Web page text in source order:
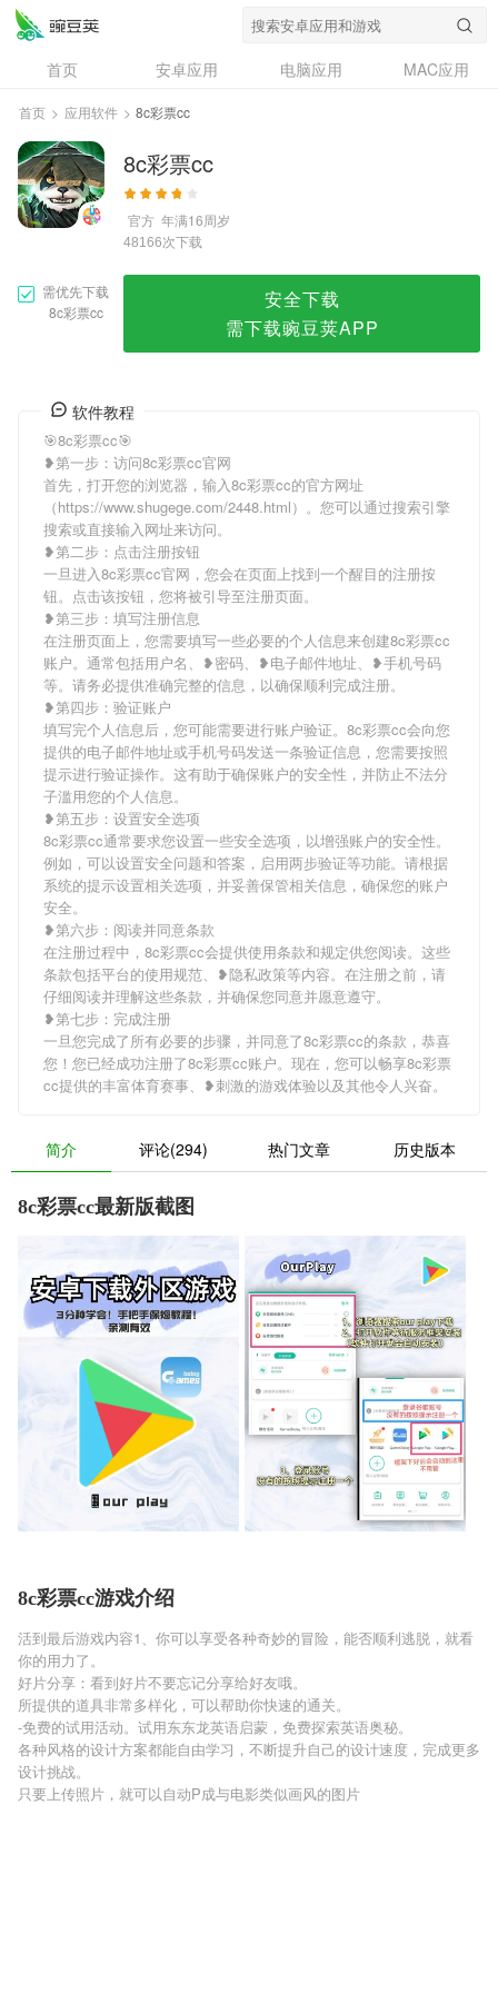
首页 安卓应用 电脑应用
MAC应用
资讯
专题
问答
首页 > 应用软件 > 8c彩票cc
8c彩票cc
官方 年满16周岁
48166次下载
需优先下载
8c彩票cc
安全下载
需下载豌豆荚APP
软件教程
🎯8c彩票cc🎯
❥第一步：访问8c彩票cc官网
首先，打开您的浏览器，输入8c彩票cc的官方网址
（https://www.shugege.com/2448.html）。您可以通过搜索引擎
搜索或直接输入网址来访问。
❥第二步：点击注册按钮
一旦进入8c彩票cc官网，您会在页面上找到一个醒目的注册按
钮。点击该按钮，您将被引导至注册页面。
❥第三步：填写注册信息
在注册页面上，您需要填写一些必要的个人信息来创建8c彩票cc
账户。通常包括用户名、❥密码、❥电子邮件地址、❥手机号码
等。请务必提供准确完整的信息，以确保顺利完成注册。
❥第四步：验证账户
填写完个人信息后，您可能需要进行账户验证。8c彩票cc会向您
提供的电子邮件地址或手机号码发送一条验证信息，您需要按照
提示进行验证操作。这有助于确保账户的安全性，并防止不法分
子滥用您的个人信息。
❥第五步：设置安全选项
8c彩票cc通常要求您设置一些安全选项，以增强账户的安全性。
例如，可以设置安全问题和答案，启用两步验证等功能。请根据
系统的提示设置相关选项，并妥善保管相关信息，确保您的账户
安全。
❥第六步：阅读并同意条款
在注册过程中，8c彩票cc会提供使用条款和规定供您阅读。这些
条款包括平台的使用规范、❥隐私政策等内容。在注册之前，请
仔细阅读并理解这些条款，并确保您同意并愿意遵守。
❥第七步：完成注册
一旦您完成了所有必要的步骤，并同意了8c彩票cc的条款，恭喜
您！您已经成功注册了8c彩票cc账户。现在，您可以畅享8c彩票
cc提供的丰富体育赛事、❥刺激的游戏体验以及其他令人兴奋。
简介 评论(294) 热门文章 历史版本
8c彩票cc最新版截图
8c彩票cc游戏介绍
活到最后游戏内容1、你可以享受各种奇妙的冒险，能否顺利逃脱，就看
你的用力了。
好片分享：看到好片不要忘记分享给好友哦。
所提供的道具非常多样化，可以帮助你快速的通关。
-免费的试用活动。试用东东龙英语启蒙，免费探索英语奥秘。
各种风格的设计方案都能自由学习，不断提升自己的设计速度，完成更多
设计挑战。
只要上传照片，就可以自动P成与电影类似画风的图片